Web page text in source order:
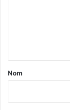
a
Nom